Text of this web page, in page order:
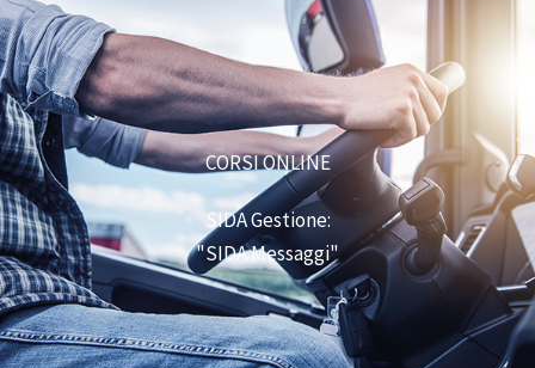
CORSI ONLINE
SIDA Gestione:
"SIDA Messaggi"